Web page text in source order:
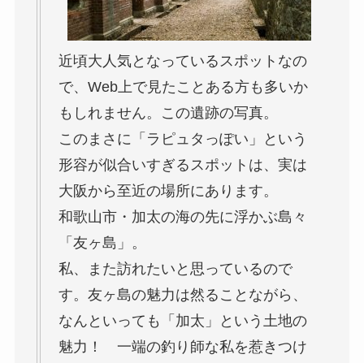
近頃大人気となっているスポットなの
で、Web上で見たことある方も多いか
もしれません。この遺跡の写真。
このまさに「ラピュタっぽい」という
形容が似合いすぎるスポットは、実は
大阪から至近の場所にあります。
和歌山市・加太の海の先に浮かぶ島々
「友ヶ島」。
私、また訪れたいと思っているので
す。友ヶ島の魅力は然ることながら、
なんといっても「加太」という土地の
魅力！ 一端の釣り師な私を惹きつけ